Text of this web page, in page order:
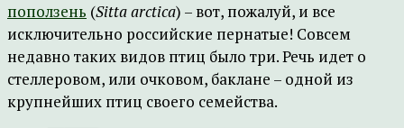
поползень (Sitta arctica) – вот, пожалуй, и все
исключительно российские пернатые! Совсем
недавно таких видов птиц было три. Речь идет о
стеллеровом, или очковом, баклане – одной из
крупнейших птиц своего семейства.